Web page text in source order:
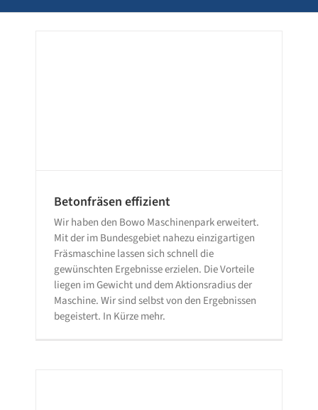
Betonfräsen effizient
Wir haben den Bowo Maschinenpark erweitert.
Mit der im Bundesgebiet nahezu einzigartigen
Fräsmaschine lassen sich schnell die
gewünschten Ergebnisse erzielen. Die Vorteile
liegen im Gewicht und dem Aktionsradius der
Maschine. Wir sind selbst von den Ergebnissen
begeistert. In Kürze mehr.